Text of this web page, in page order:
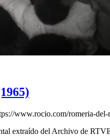
www.rocio.com/romeria-
extraído del Archivo de